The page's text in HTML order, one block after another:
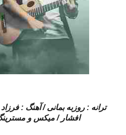
ترانه : روزبه بمانی / آهنگ :
افشار / میکس و